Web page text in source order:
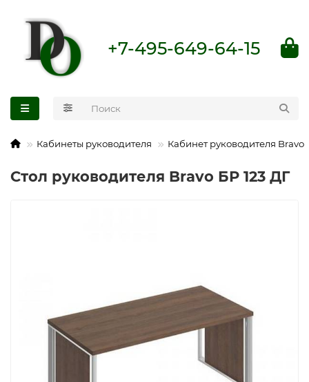
+7-495-649-64-15
Кабинеты руководителя Кабинет руководителя Bravo
Стол руководителя Bravo БР 123 ДГ